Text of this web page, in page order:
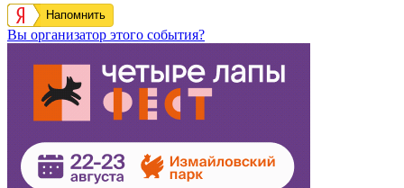
Напомнить
Вы организатор этого события?